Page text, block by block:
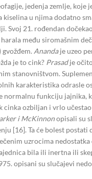
jedenja zemlje, koje
u njima dodatno
Svoj 21. rođendan
među siromašnim
Anandaje uzeo
je to cink? Prasadje
stanovništvom.
karakteristika odrasle
normalnu funkciju jajnika,
cinka ozbiljan i vrlo
i McKinnonopisali su
[16]. Ta će bolest postati
uzrocima
bila ili inertna ili
opisani su slučajevi